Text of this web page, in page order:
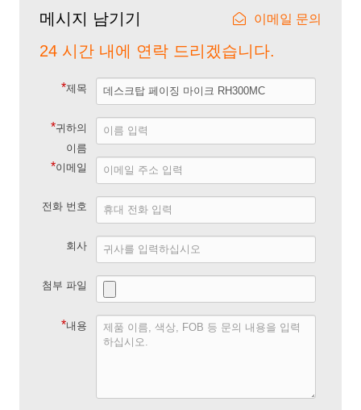
메시지 남기기 이메일 문의
24 시간 내에 연락 드리겠습니다.
*제목
*귀하의
이름
*이메일
전화 번호
회사
첨부 파일
*내용